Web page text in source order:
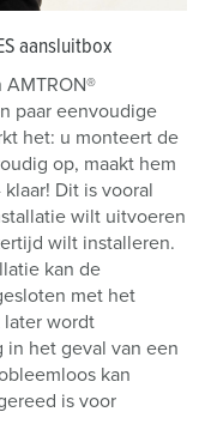
aansluitbox
paar eenvoudige
het: u monteert de
op, maakt hem
Dit is vooral
wilt uitvoeren
wilt installeren.
kan de
met het
later wordt
in het geval van een
kan
is voor